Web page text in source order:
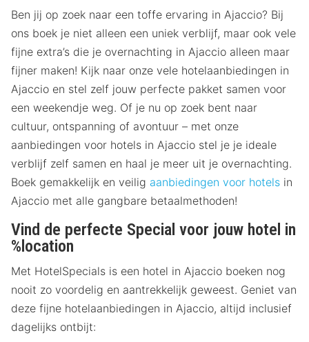
Ben jij op zoek naar een toffe ervaring in Ajaccio? Bij
ons boek je niet alleen een uniek verblijf, maar ook vele
fijne extra’s die je overnachting in Ajaccio alleen maar
fijner maken! Kijk naar onze vele hotelaanbiedingen in
Ajaccio en stel zelf jouw perfecte pakket samen voor
een weekendje weg. Of je nu op zoek bent naar
cultuur, ontspanning of avontuur – met onze
aanbiedingen voor hotels in Ajaccio stel je je ideale
verblijf zelf samen en haal je meer uit je overnachting.
Boek gemakkelijk en veilig aanbiedingen voor hotels in
Ajaccio met alle gangbare betaalmethoden!
Vind de perfecte Special voor jouw hotel in
%location
Met HotelSpecials is een hotel in Ajaccio boeken nog
nooit zo voordelig en aantrekkelijk geweest. Geniet van
deze fijne hotelaanbiedingen in Ajaccio, altijd inclusief
dagelijks ontbijt: